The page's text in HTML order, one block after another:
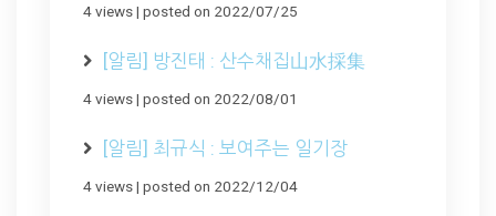
4 views| posted on 2022/07/25
[알림] 방진태 : 산수채집山水採集
4 views| posted on 2022/08/01
[알림] 최규식 : 보여주는 일기장
4 views| posted on 2022/12/04